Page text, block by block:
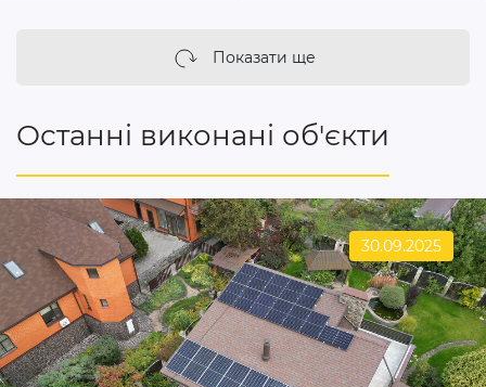
Показати ще
Останні виконані об'єкти
30.09.2025